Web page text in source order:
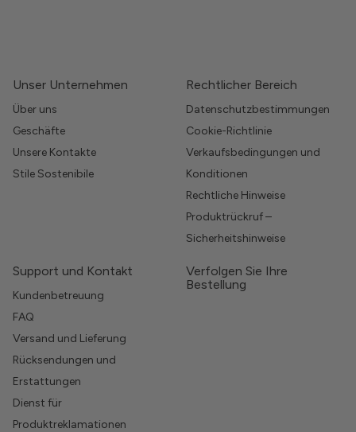
Unser Unternehmen
Über uns
Geschäfte
Unsere Kontakte
Stile Sostenibile
Rechtlicher Bereich
Datenschutzbestimmungen
Cookie-Richtlinie
Verkaufsbedingungen und
Konditionen
Rechtliche Hinweise
Produktrückruf –
Sicherheitshinweise
Support und Kontakt
Kundenbetreuung
FAQ
Versand und Lieferung
Rücksendungen und
Erstattungen
Dienst für
Produktreklamationen
Verfolgen Sie Ihre
Bestellung